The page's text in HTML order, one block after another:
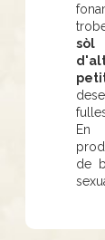
sòl
En
de